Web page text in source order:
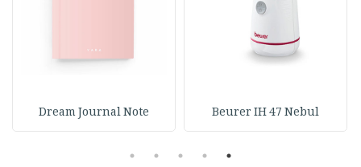
Beurer IH 47 Nebul
Dream Journal Note
1
2
3
4
5